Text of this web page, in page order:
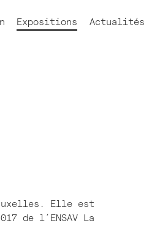
Expositions Actualités
Elle est
de l’ENSAV La